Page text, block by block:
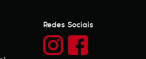
Redes Sociais